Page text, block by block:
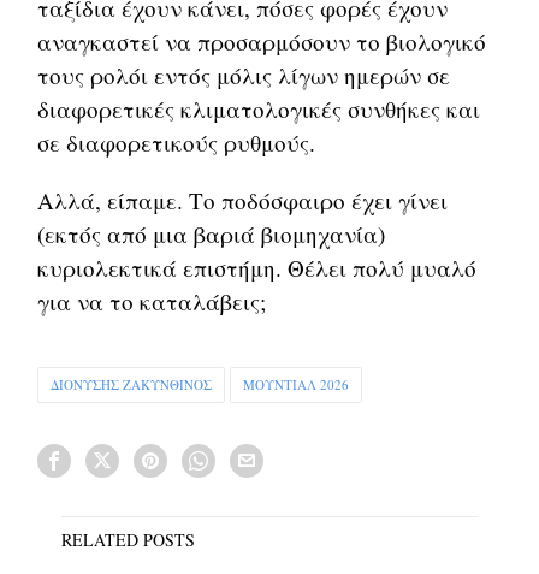
ταξίδια έχουν κάνει, πόσες φορές έχουν
αναγκαστεί να προσαρμόσουν το βιολογικό
τους ρολόι εντός μόλις λίγων ημερών σε
διαφορετικές κλιματολογικές συνθήκες και
σε διαφορετικούς ρυθμούς.
Αλλά, είπαμε. Το ποδόσφαιρο έχει γίνει
(εκτός από μια βαριά βιομηχανία)
κυριολεκτικά επιστήμη. Θέλει πολύ μυαλό
για να το καταλάβεις;
ΔΙΟΝΥΣΗΣ ΖΑΚΥΝΘΙΝΟΣ ΜΟΥΝΤΙΑΛ 2026
RELATED POSTS